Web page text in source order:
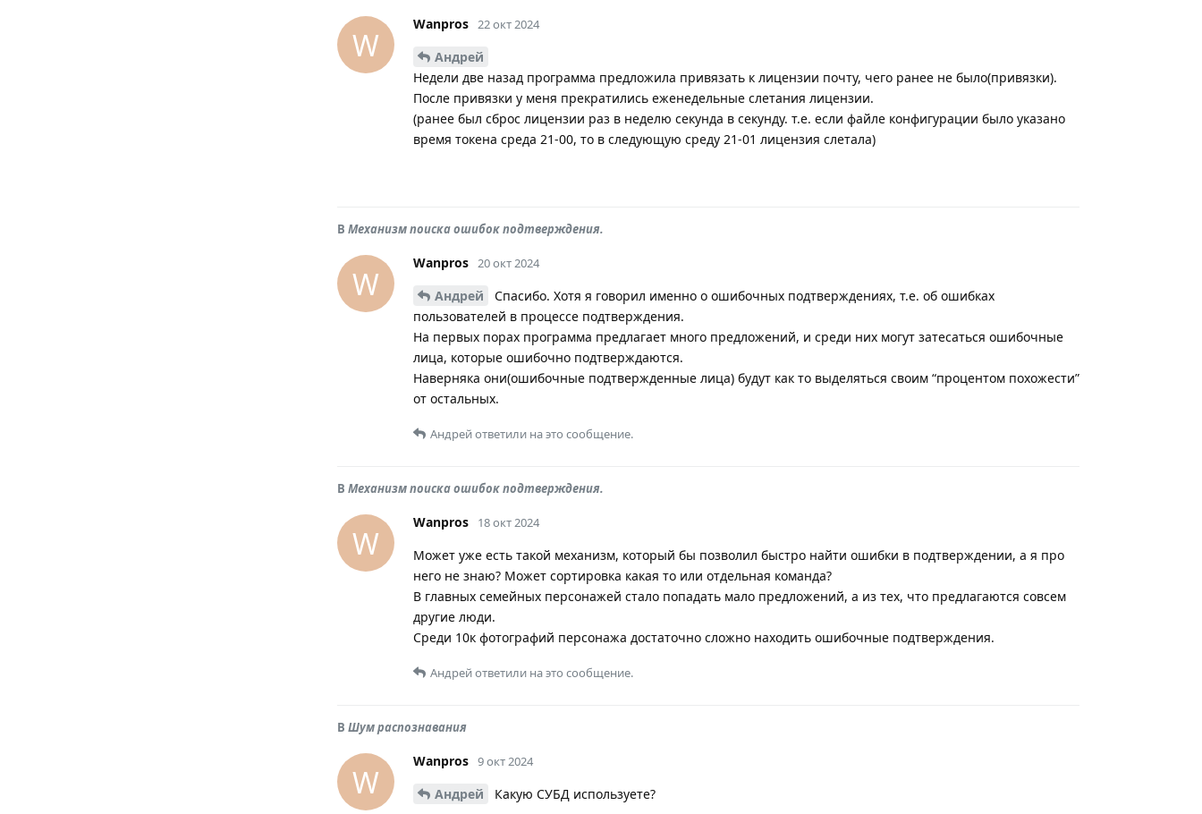
W
Wanpros 22 окт 2024
Андрей
Недели две назад программа предложила привязать к лицензии почту, чего ранее не было(привязки).
После привязки у меня прекратились еженедельные слетания лицензии.
(ранее был сброс лицензии раз в неделю секунда в секунду. т.е. если файле конфигурации было указано
время токена среда 21-00, то в следующую среду 21-01 лицензия слетала)
В Механизм поиска ошибок подтверждения.
W
Wanpros 20 окт 2024
Андрей
Спасибо. Хотя я говорил именно о ошибочных подтверждениях, т.е. об ошибках
пользователей в процессе подтверждения.
На первых порах программа предлагает много предложений, и среди них могут затесаться ошибочные
лица, которые ошибочно подтверждаются.
Наверняка они(ошибочные подтвержденные лица) будут как то выделяться своим “процентом похожести”
от остальных.
Андрейответили на это сообщение.
В Механизм поиска ошибок подтверждения.
W
Wanpros 18 окт 2024
Может уже есть такой механизм, который бы позволил быстро найти ошибки в подтверждении, а я про
него не знаю? Может сортировка какая то или отдельная команда?
В главных семейных персонажей стало попадать мало предложений, а из тех, что предлагаются совсем
другие люди.
Среди 10к фотографий персонажа достаточно сложно находить ошибочные подтверждения.
Андрейответили на это сообщение.
В Шум распознавания
W
Wanpros 9 окт 2024
Андрей Какую СУБД используете?